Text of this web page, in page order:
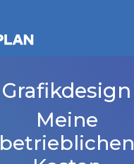
Grafikdesign
Meine
betrieblichen